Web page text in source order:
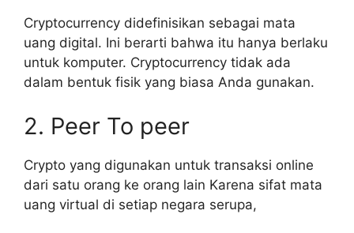
Cryptocurrency didefinisikan sebagai mata
uang digital. Ini berarti bahwa itu hanya berlaku
untuk komputer. Cryptocurrency tidak ada
dalam bentuk fisik yang biasa Anda gunakan.
2. Peer To peer
Crypto yang digunakan untuk transaksi online
dari satu orang ke orang lain Karena sifat mata
uang virtual di setiap negara serupa,